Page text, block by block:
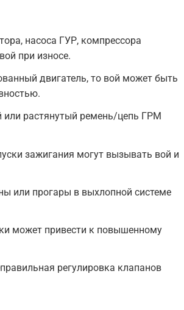
насоса ГУР, компрессора
при износе.
двигатель, то вой может быть
растянутый ремень/цепь ГРМ
зажигания могут вызывать вой и
или прогары в выхлопной системе
может привести к повышенному
регулировка клапанов